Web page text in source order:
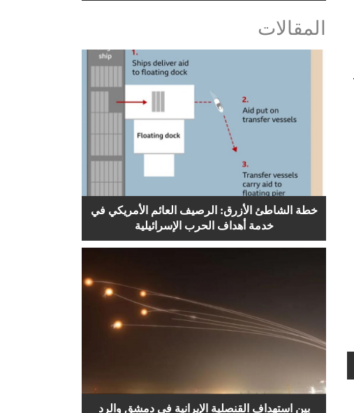
المقالات
خطة الشاطئ الأزرق: الرصيف العائم الأمريكي في
خدمة أهداف الحرب الإسرائيلية
بين استهداف القنصلية الإيرانية في دمشق والرد